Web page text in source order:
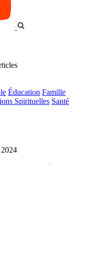
Éducation Famille
Spirituelles Santé